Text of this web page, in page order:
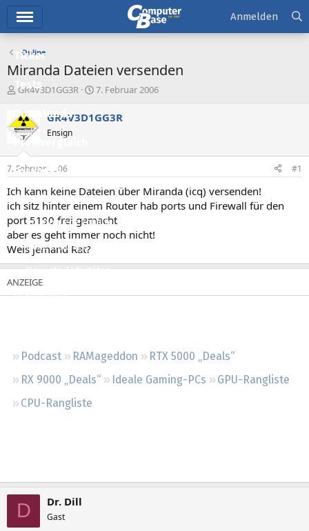
Ticker
Tests
Downloads
Preisvergleich
Forum
Aktuelles
Empfohlene Inhalte
Neue Beiträge
Neueste Aktivitäten
Leserartikel
Podcast RAMageddon
RTX 5000 „Deals“
RX 9000 „Deals“
Ideale Gaming-PCs
GPU-Rangliste
CPU-Rangliste
Anmelden
Online
Miranda Dateien versenden
E
s
t
e
l
e
r
GR4V3D1GG3R
E
s
t
a
7. Februar 2006
GR4V3D1GG3R
Ensign
7. Februar 2006 #1
Ich kann keine Dateien über Miranda (icq) versenden!
ich sitz hinter einem Router hab ports und Firewall für den
port 5190 frei gemacht
aber es geht immer noch nicht!
Weis jemand Rat?
D Dr. Dill
Gast